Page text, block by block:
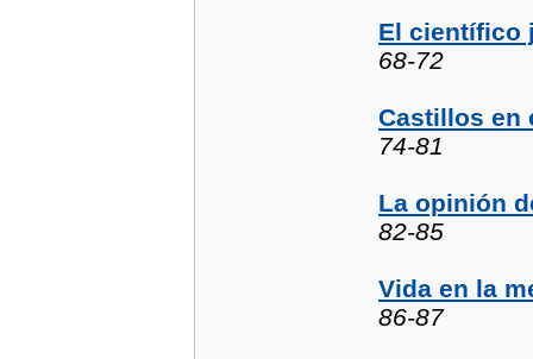
El científico
68-72
Castillos en
74-81
La opinión
82-85
Vida en la
86-87